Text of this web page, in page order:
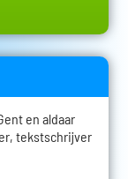
en aldaar
tekstschrijver